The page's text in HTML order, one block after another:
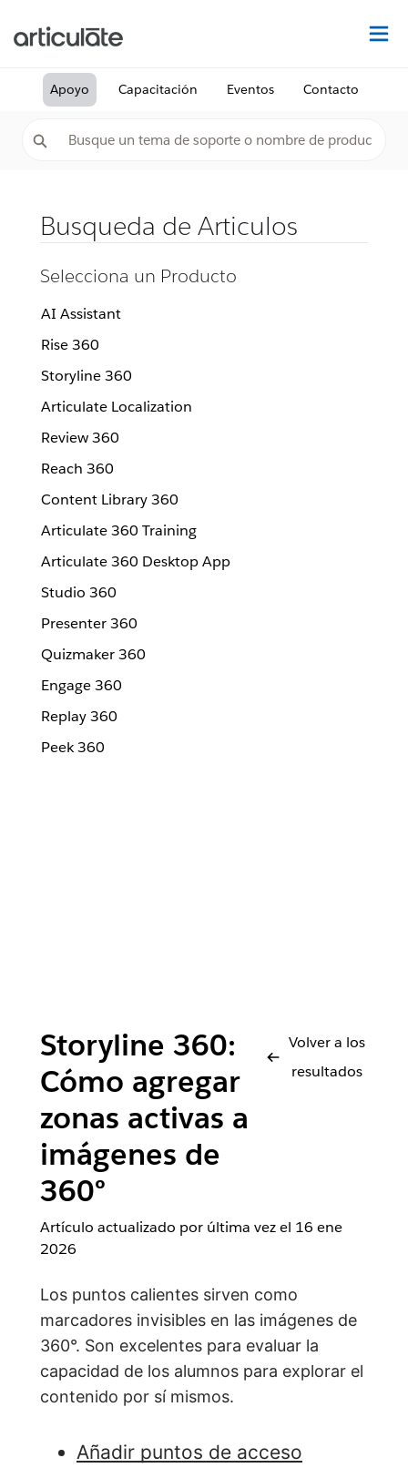
Apoyo Capacitación Eventos Contacto
Busqueda de Articulos
Selecciona un Producto
AI Assistant
Rise 360
Storyline 360
Articulate Localization
Review 360
Reach 360
Content Library 360
Articulate 360 Training
Articulate 360 Desktop App
Studio 360
Presenter 360
Quizmaker 360
Engage 360
Replay 360
Peek 360
Storyline 360:
Cómo agregar
zonas activas a
imágenes de
360°
Volver a los
resultados
Artículo actualizado por última vez el 16 ene
2026
Los puntos calientes sirven como
marcadores invisibles en las imágenes de
360°. Son excelentes para evaluar la
capacidad de los alumnos para explorar el
contenido por sí mismos.
Añadir puntos de acceso